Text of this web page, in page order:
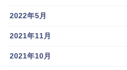
2022年5月
2021年11月
2021年10月